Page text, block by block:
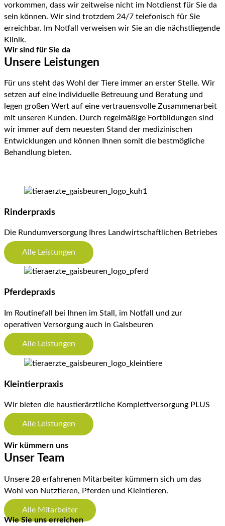
vorkommen, dass wir zeitweise nicht im Notdienst für Sie da
sein können. Wir sind trotzdem 24/7 telefonisch für Sie
erreichbar. Im Notfall verweisen wir Sie an die nächstliegende
Klinik.
Wir sind für Sie da
Unsere Leistungen
Für uns steht das Wohl der Tiere immer an erster Stelle. Wir
setzen auf eine individuelle Betreuung und Beratung und
legen großen Wert auf eine vertrauensvolle Zusammenarbeit
mit unseren Kunden. Durch regelmäßige Fortbildungen sind
wir immer auf dem neuesten Stand der medizinischen
Entwicklungen und können Ihnen somit die bestmögliche
Behandlung bieten.
Rinderpraxis
Die Rundumversorgung Ihres Landwirtschaftlichen Betriebes
Alle Leistungen
Pferdepraxis
Im Routinefall bei Ihnen im Stall, im Notfall und zur
operativen Versorgung auch in Gaisbeuren
Alle Leistungen
Kleintierpraxis
Wir bieten die haustierärztliche Komplettversorgung PLUS
Alle Leistungen
Wir kümmern uns
Unser Team
Unsere 28 erfahrenen Mitarbeiter kümmern sich um das
Wohl von Nutztieren, Pferden und Kleintieren.
Alle Mitarbeiter
Wie Sie uns erreichen